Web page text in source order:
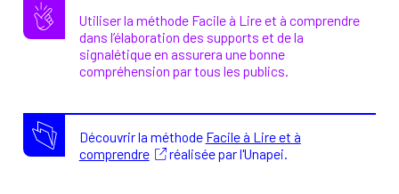
Utiliser la méthode Facile à Lire et à comprendre
dans l’élaboration des supports et de la
signalétique en assurera une bonne
compréhension par tous les publics.
Découvrir la méthode Facile à Lire et à
comprendre
réalisée par l'Unapei.